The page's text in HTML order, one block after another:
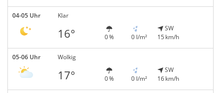
04-05 Uhr Klar
16° 0 % 0 l/m²
SW
15 km/h
05-06 Uhr Wolkig
17° 0 % 0 l/m²
SW
16 km/h